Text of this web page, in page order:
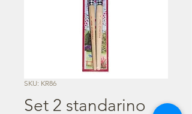
SKU: KR86
Set 2 standarino